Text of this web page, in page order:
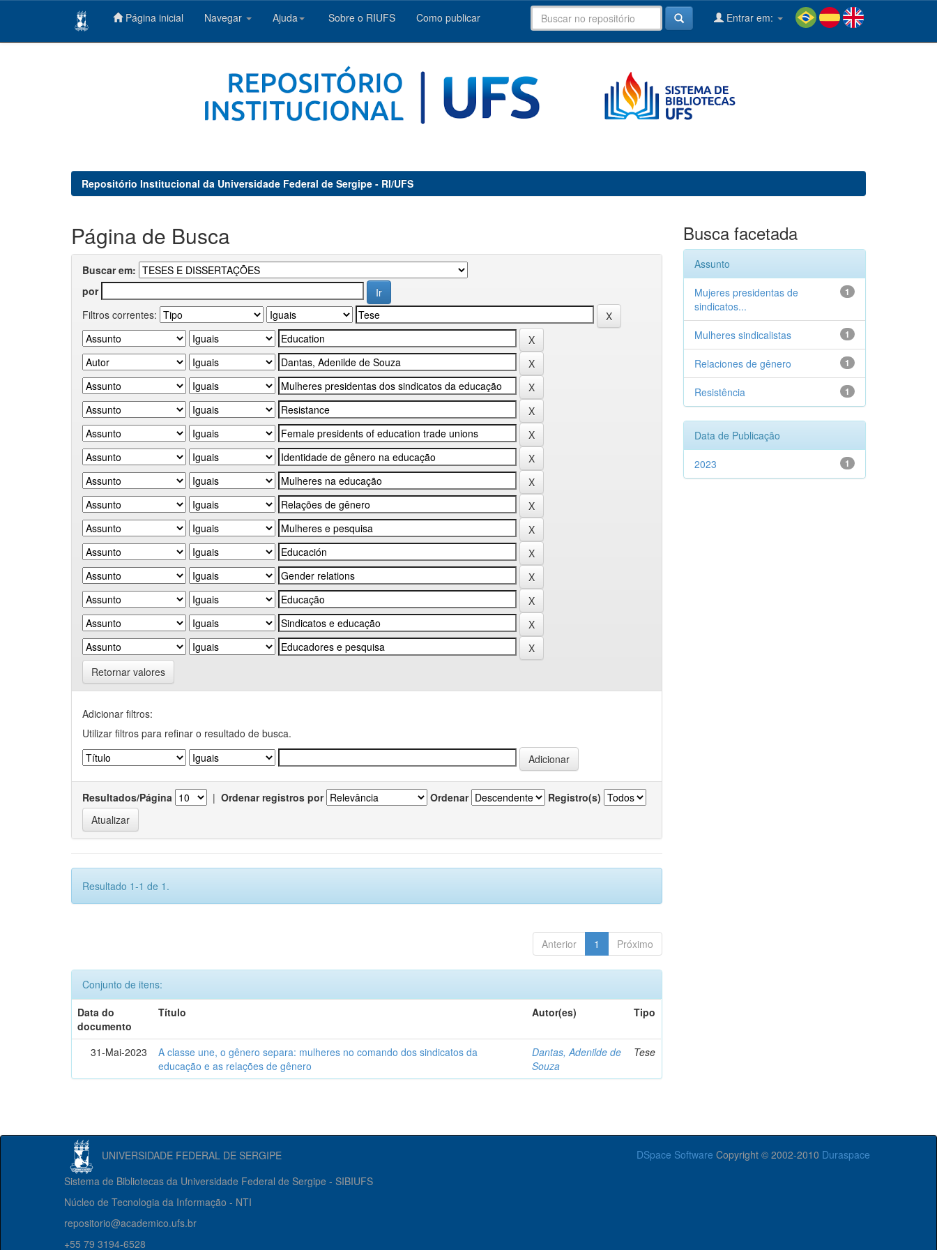
Página inicial Navegar Ajuda Sobre o RIUFS Como publicar Entrar em:
Repositório Institucional da Universidade Federal de Sergipe - RI/UFS
Página de Busca
Buscar em:
por
Filtros correntes:
Retornar valores
Adicionar filtros:
Utilizar filtros para refinar o resultado de busca.
Resultados/Página | Ordenar registros por Ordenar Registro(s)
Resultado 1-1 de 1.
Anterior 1 Próximo
Conjunto de itens:
Data do
documento
Título Autor(es) Tipo
31-Mai-2023
A classe une, o gênero separa: mulheres no comando dos sindicatos da
educação e as relações de gênero
Dantas, Adenilde de
Souza
Tese
Busca facetada
Assunto
1
Mujeres presidentas de
sindicatos...
1
Mulheres sindicalistas
1
Relaciones de gênero
1
Resistência
Data de Publicação
1
2023
UNIVERSIDADE FEDERAL DE SERGIPE DSpace Software Copyright © 2002-2010 Duraspace
Sistema de Bibliotecas da Universidade Federal de Sergipe - SIBIUFS
Núcleo de Tecnologia da Informação - NTI
repositorio@academico.ufs.br
+55 79 3194-6528